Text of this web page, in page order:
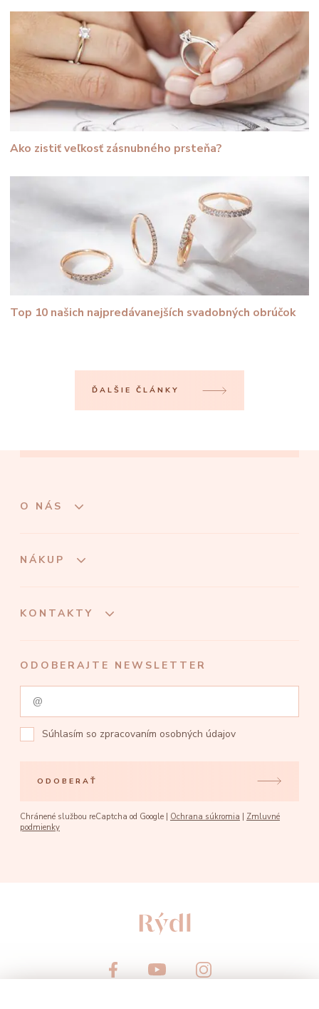
Ako zistiť veľkosť zásnubného prsteňa?
Top 10 našich najpredávanejších svadobných obrúčok
ĎALŠIE ČLÁNKY
O NÁS
NÁKUP
KONTAKTY
ODOBERAJTE NEWSLETTER
Súhlasím so zpracovaním osobných údajov
ODOBERAŤ
Chránené službou reCaptcha od Google | Ochrana súkromia | Zmluvné
podmienky